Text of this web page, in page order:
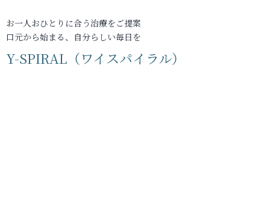
お一人おひとりに合う治療をご提案
口元から始まる、自分らしい毎日を
Y-SPIRAL（ワイスパイラル）